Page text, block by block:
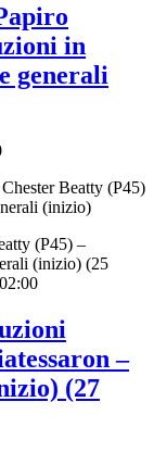
in
generali
Beatty (P45)
(inizio)
(P45) –
(inizio) (25
–
(27